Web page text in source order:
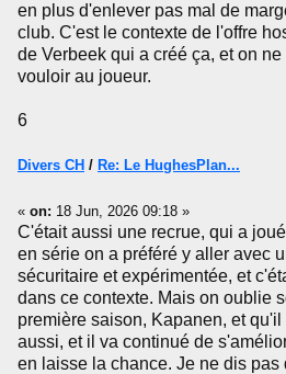
en plus d'enlever pas mal de
club. C'est le contexte de l'offre
de Verbeek qui a créé ça, et on
vouloir au joueur.
6
Divers CH / Re: Le HughesPlan...
« on: 18 Jun, 2026 09:18 »
C'était aussi une recrue, qui a
en série on a préféré y aller avec
sécuritaire et expérimentée, et
dans ce contexte. Mais on oublie
première saison, Kapanen, et
aussi, et il va continué de
en laisse la chance. Je ne dis